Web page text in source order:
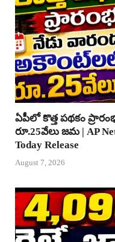
ఏపీలో కొత్త పథకం
రూ.25వేలు జమ | AP
Today Release
August 7, 2026